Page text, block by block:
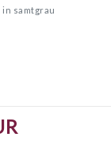
samtgrau